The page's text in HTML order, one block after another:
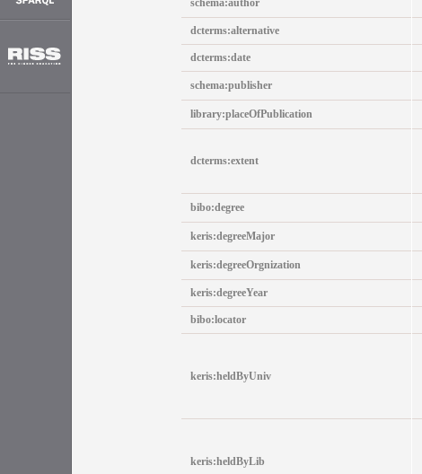
schema:author
dcterms:alternative
dcterms:date
schema:publisher
library:placeOfPublication
dcterms:extent
bibo:degree
keris:degreeMajor
keris:degreeOrgnization
keris:degreeYear
bibo:locator
keris:heldByUniv
keris:heldByLib